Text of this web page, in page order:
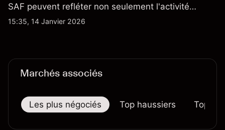
SAF peuvent refléter non seulement l'activité
quotidienne du marché, mais aussi la position de
15:35, 14 Janvier 2026
Marchés associés
Les plus négociés Top haussiers Top